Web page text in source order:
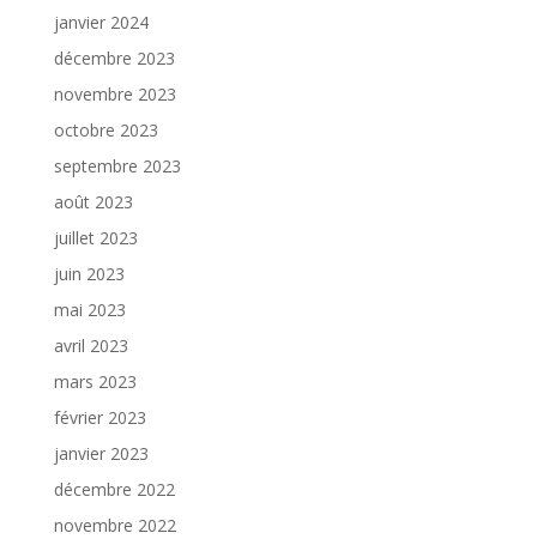
janvier 2024
décembre 2023
novembre 2023
octobre 2023
septembre 2023
août 2023
juillet 2023
juin 2023
mai 2023
avril 2023
mars 2023
février 2023
janvier 2023
décembre 2022
novembre 2022